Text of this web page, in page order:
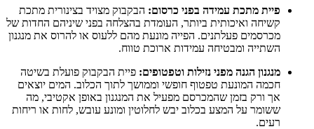
פיית מתכת עמידה בפני כרסום: הבקבוק מצויד בצינורית מתכת
קשיחה ואיכותית ביותר, העומדת בהצלחה בפני שיניהם החדות של
מכרסמים פעלתנים. הפייה מונעת מהם ללעוס או להרוס את מנגנון
השתייה ומבטיחה עמידות ארוכת טווח.
מנגנון הגנה מפני נזילות וטפטופים: פיית הבקבוק פועלת בשיטה
חכמה המונעת טפטוף חופשי וממושך לתוך הכלוב. המים יוצאים
אך ורק בזמן שהמכרסם מפעיל את המנגנון באופן אקטיבי, מה
ששומר על המצע בכלוב יבש לחלוטין ומונע עובש, לחות או ריחות
רעים.